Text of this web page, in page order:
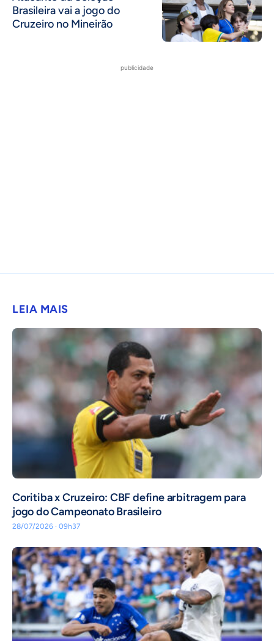
Brasileira vai a jogo do
Cruzeiro no Mineirão
publicidade
LEIA MAIS
Coritiba x Cruzeiro: CBF define arbitragem para
jogo do Campeonato Brasileiro
28/07/2026 · 09h37